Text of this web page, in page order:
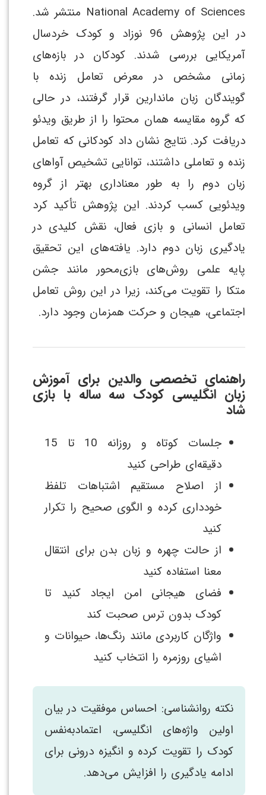
National Academy of Sciences منتشر شد.
در این پژوهش 96 نوزاد و کودک خردسال
آمریکایی بررسی شدند. کودکان در بازه‌های
زمانی مشخص در معرض تعامل زنده با
گویندگان زبان ماندارین قرار گرفتند، در حالی
که گروه مقایسه همان محتوا را از طریق ویدئو
دریافت کرد. نتایج نشان داد کودکانی که تعامل
زنده و تعاملی داشتند، توانایی تشخیص آواهای
زبان دوم را به طور معناداری بهتر از گروه
ویدئویی کسب کردند. این پژوهش تأکید کرد
تعامل انسانی و بازی فعال، نقش کلیدی در
یادگیری زبان دوم دارد. یافته‌های این تحقیق
پایه علمی روش‌های بازی‌محور مانند جشن
متکا را تقویت می‌کند، زیرا در این روش تعامل
اجتماعی، هیجان و حرکت همزمان وجود دارد.
راهنمای تخصصی والدین برای آموزش
زبان انگلیسی کودک سه ساله با بازی
شاد
جلسات کوتاه و روزانه 10 تا 15
دقیقه‌ای طراحی کنید
از اصلاح مستقیم اشتباهات تلفظ
خودداری کرده و الگوی صحیح را تکرار
کنید
از حالت چهره و زبان بدن برای انتقال
معنا استفاده کنید
فضای هیجانی امن ایجاد کنید تا
کودک بدون ترس صحبت کند
واژگان کاربردی مانند رنگ‌ها، حیوانات و
اشیای روزمره را انتخاب کنید
نکته روانشناسی: احساس موفقیت در بیان
اولین واژه‌های انگلیسی، اعتمادبه‌نفس
کودک را تقویت کرده و انگیزه درونی برای
ادامه یادگیری را افزایش می‌دهد.